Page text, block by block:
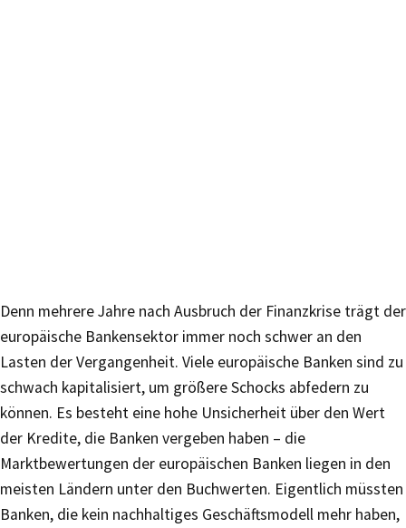
Denn mehrere Jahre nach Ausbruch der Finanzkrise trägt der
europäische Bankensektor immer noch schwer an den
Lasten der Vergangenheit. Viele europäische Banken sind zu
schwach kapitalisiert, um größere Schocks abfedern zu
können. Es besteht eine hohe Unsicherheit über den Wert
der Kredite, die Banken vergeben haben – die
Marktbewertungen der europäischen Banken liegen in den
meisten Ländern unter den Buchwerten. Eigentlich müssten
Banken, die kein nachhaltiges Geschäftsmodell mehr haben,